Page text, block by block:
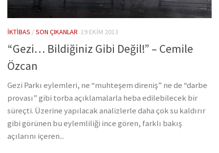
İKTIBAS /SON ÇIKANLAR 19 EKIM 2013
“Gezi… Bildiğiniz Gibi Değil!” – Cemile
Özcan
Gezi Parkı eylemleri, ne “muhteşem direniş” ne de “darbe
provası” gibi torba açıklamalarla heba edilebilecek bir
süreçti. Üzerine yapılacak analizlerle daha çok su kaldırır
gibi görünen bu eylemliliği ince gören, farklı bakış
açılarını içeren...